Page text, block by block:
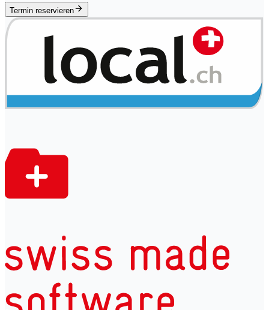
Termin reservieren